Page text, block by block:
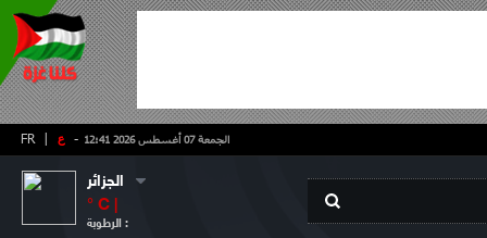
- ع FR الجمعة 07 أغسطس 2026 12:41
الجزائر
° C |
الرطوبة :